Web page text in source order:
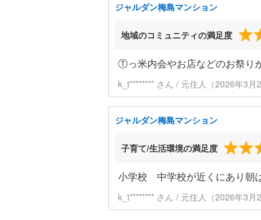
ジャルダン梅島マンション
地域のコミュニティの満足度
Ⓣっ米内会やお店などのお祭り
k_t******** さん / 元住人（2026年3月
ジャルダン梅島マンション
子育て/生活環境の満足度
小学校 中学校が近くにあり朝
k_t******** さん / 元住人（2026年3月